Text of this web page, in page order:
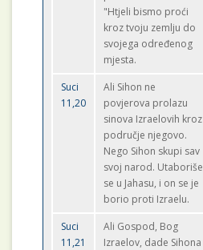
"Htjeli bismo proći
kroz tvoju zemlju do
svojega određenog
mjesta.
Suci
11,20
Ali Sihon ne
povjerova prolazu
sinova Izraelovih kroz
područje njegovo.
Nego Sihon skupi sav
svoj narod. Utaboriše
se u Jahasu, i on se je
borio proti Izraelu.
Suci
11,21
Ali Gospod, Bog
Izraelov, dade Sihona